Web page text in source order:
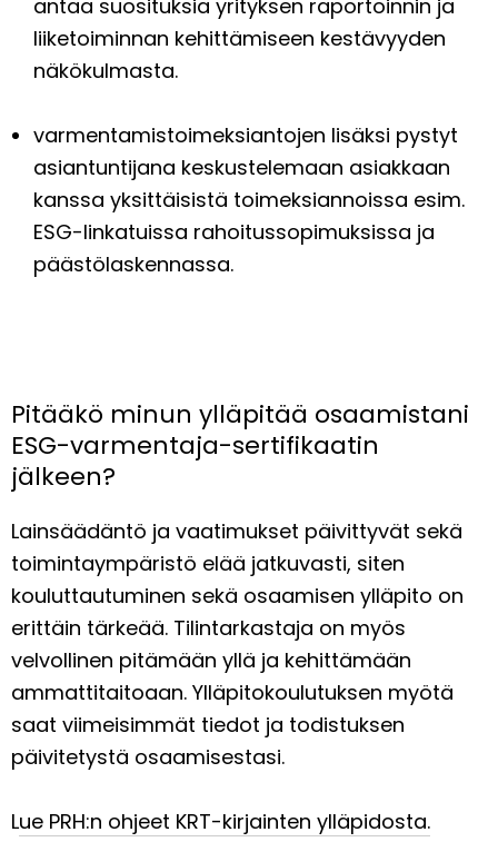
antaa suosituksia yrityksen raportoinnin ja
liiketoiminnan kehittämiseen kestävyyden
näkökulmasta.
varmentamistoimeksiantojen lisäksi pystyt
asiantuntijana keskustelemaan asiakkaan
kanssa yksittäisistä toimeksiannoissa esim.
ESG-linkatuissa rahoitussopimuksissa ja
päästölaskennassa.
Pitääkö minun ylläpitää osaamistani
ESG-varmentaja-sertifikaatin
jälkeen?
Lainsäädäntö ja vaatimukset päivittyvät sekä
toimintaympäristö elää jatkuvasti, siten
kouluttautuminen sekä osaamisen ylläpito on
erittäin tärkeää. Tilintarkastaja on myös
velvollinen pitämään yllä ja kehittämään
ammattitaitoaan. Ylläpitokoulutuksen myötä
saat viimeisimmät tiedot ja todistuksen
päivitetystä osaamisestasi.
Lue PRH:n ohjeet KRT-kirjainten ylläpidosta.